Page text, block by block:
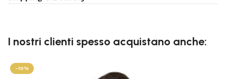
I nostri clienti spesso acquistano anche:
-10%